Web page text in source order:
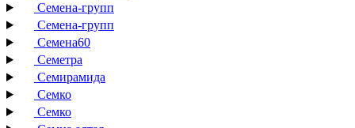
Семена-групп
Семена-групп
Семена60
Семетра
Семирамида
Семко
Семко